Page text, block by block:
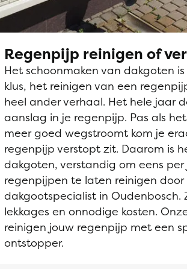
Regenpijp reinigen of
Het schoonmaken van dakgoten
klus, het reinigen van een
heel ander verhaal. Het hele jaar
aanslag in je regenpijp. Pas als
meer goed wegstroomt kom je
regenpijp verstopt zit. Daarom is
dakgoten, verstandig om eens
regenpijpen te laten reinigen door
dakgootspecialist in Oudenbosch.
lekkages en onnodige kosten.
reinigen jouw regenpijp met een
ontstopper.